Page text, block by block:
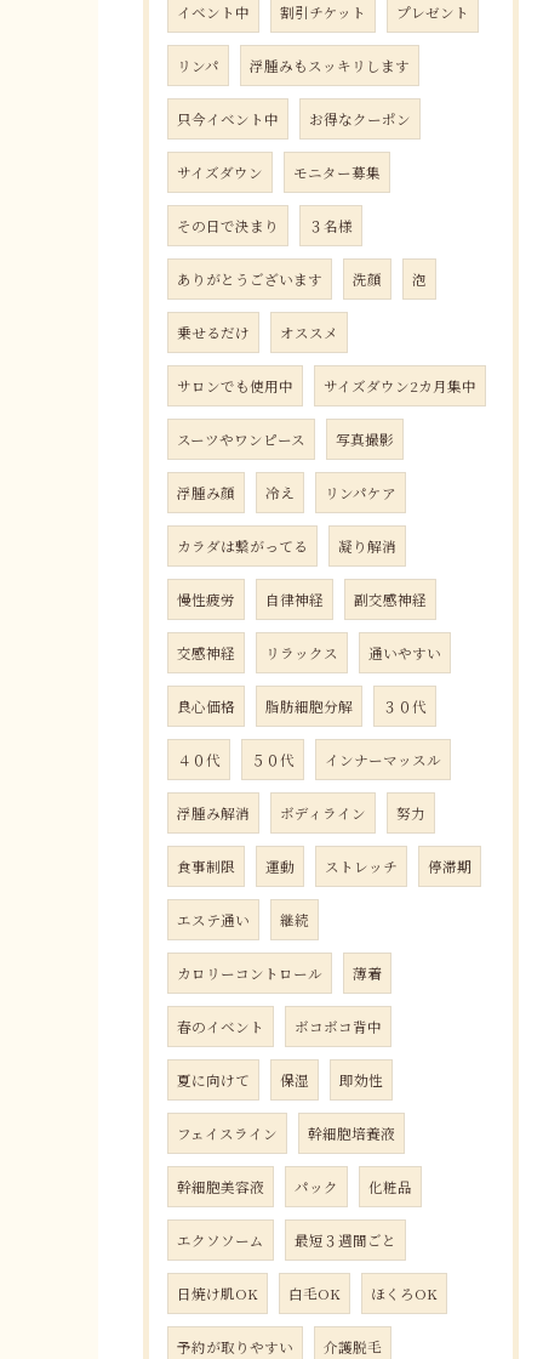
イベント中 割引チケット プレゼント
リンパ 浮腫みもスッキリします
只今イベント中 お得なクーポン
サイズダウン モニター募集
その日で決まり ３名様
ありがとうございます 洗顔 泡
乗せるだけ オススメ
サロンでも使用中 サイズダウン2カ月集中
スーツやワンピース 写真撮影
浮腫み顔 冷え リンパケア
カラダは繋がってる 凝り解消
慢性疲労 自律神経 副交感神経
交感神経 リラックス 通いやすい
良心価格 脂肪細胞分解 ３０代
４０代 ５０代 インナーマッスル
浮腫み解消 ボディライン 努力
食事制限 運動 ストレッチ 停滞期
エステ通い 継続
カロリーコントロール 薄着
春のイベント ボコボコ背中
夏に向けて 保湿 即効性
フェイスライン 幹細胞培養液
幹細胞美容液 パック 化粧品
エクソソーム 最短３週間ごと
日焼け肌OK 白毛OK ほくろOK
予約が取りやすい 介護脱毛